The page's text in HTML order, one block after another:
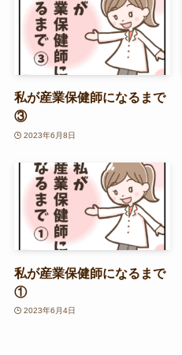
私が産業保健師になるまで
③
2023年6月8日
私が産業保健師になるまで
①
2023年6月4日